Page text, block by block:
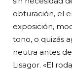
obturación, el
exposición,
tono, o quizás
neutra antes
Lisagor. «El